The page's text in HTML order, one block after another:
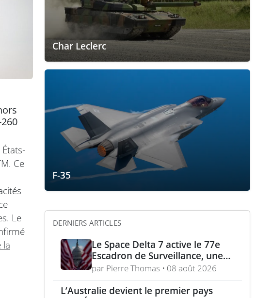
Ce
Le
la
Char Leclerc
F-35
DERNIERS ARTICLES
Le Space Delta 7 active le 77e
Escadron de Surveillance, une
nouvelle ère du suivi de cibles
spatiales
par Pierre Thomas • 08 août 2026
L’Australie devient le premier pays